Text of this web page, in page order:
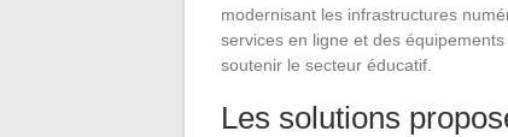
modernisant les infrastructures
services en ligne et des
soutenir le secteur éducatif.
Les solutions